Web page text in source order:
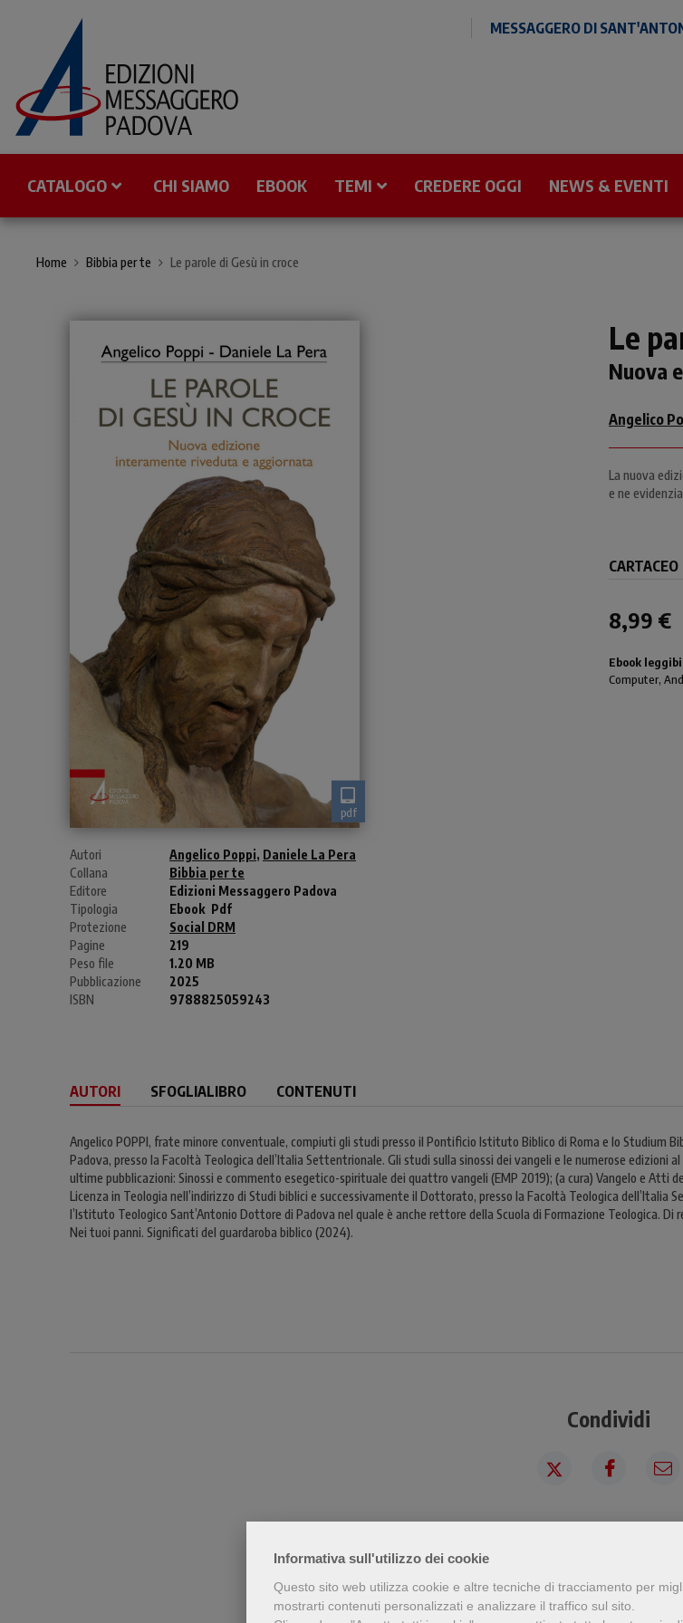
Informativa sull'utilizzo dei cookie
Questo sito web utilizza cookie e altre tecniche di tracciamento per
mostrarti contenuti personalizzati e analizzare il traffico sul sito.
MESSAGGERO DI
CATALOGO CHI SIAMO EBOOK TEMI CREDERE OGGI NEWS & EVENTI
Home Bibbia per te Le parole di Gesù in croce
pdf
Autori Angelico Poppi, Daniele La Pera
Collana
Bibbia per te
Editore
Edizioni Messaggero Padova
Tipologia
Ebook Pdf
Protezione
Social DRM
Pagine
219
Peso file
1.20 MB
Pubblicazione
2025
ISBN
9788825059243
Le
Nuova
Angelico
La nuova
e ne
CARTACEO
8,99 €
Ebook
Computer,
AUTORI SFOGLIALIBRO CONTENUTI
Angelico POPPI, frate minore conventuale, compiuti gli studi presso il Pontificio Istituto Biblico di Roma e lo Studium
Padova, presso la Facoltà Teologica dell’Italia Settentrionale. Gli studi sulla sinossi dei vangeli e le numerose edizioni
ultime pubblicazioni: Sinossi e commento esegetico-spirituale dei quattro vangeli (EMP 2019); (a cura) Vangelo e Atti
Licenza in Teologia nell’indirizzo di Studi biblici e successivamente il Dottorato, presso la Facoltà Teologica
l’Istituto Teologico Sant’Antonio Dottore di Padova nel quale è anche rettore della Scuola di Formazione Teologica.
Nei tuoi panni. Significati del guardaroba biblico (2024).
Condividi
Chi ha visto questo